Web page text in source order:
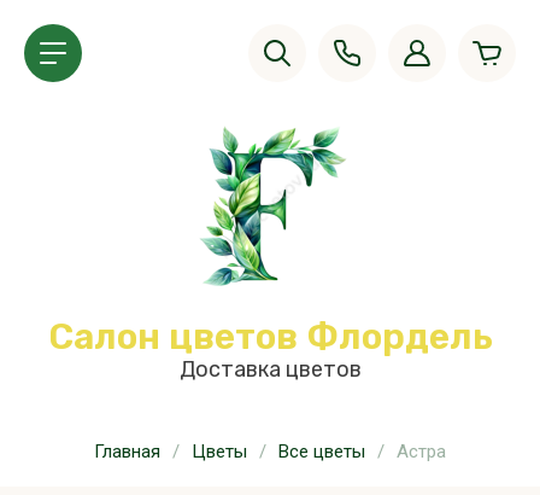
Салон цветов Флордель
Доставка цветов
Главная / Цветы / Все цветы / Астра